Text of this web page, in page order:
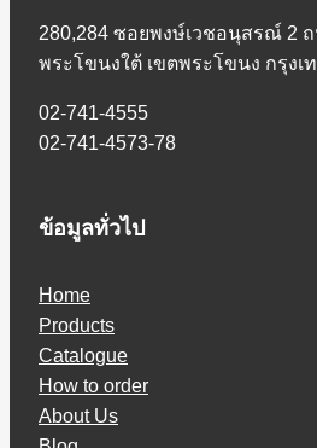
280,284 ซอยพงษ์เวชอนุสรณ์ 2
พระโขนงใต้ เขตพระโขนง กรุง
02-741-4555
02-741-4573-78
ข้อมูลทั่วไป
Home
Products
Catalogue
How to order
About Us